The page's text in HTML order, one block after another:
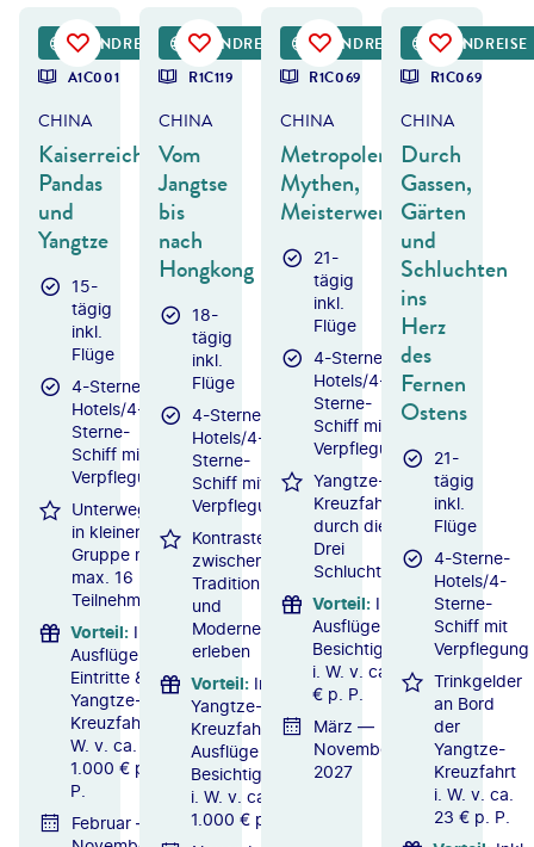
RUNDREISE
A1C001
CHINA
Kaiserreich,
Pandas
und
Yangtze
15-
tägig
inkl.
Flüge
4-Sterne-
Hotels/4-
Sterne-
Schiff mit
Verpflegung
Unterwegs
in kleiner
Gruppe mit
max. 16
Teilnehmern
Vorteil: Inkl.
Ausflüge,
Eintritte &
Yangtze-
Kreuzfahrt i.
W. v. ca.
1.000 € p.
P.
Februar —
RUNDREISE
R1C119
CHINA
Vom
Jangtse
bis
nach
Hongkong
18-
tägig
inkl.
Flüge
4-Sterne-
Hotels/4-
Sterne-
Schiff mit
Verpflegung
Kontraste
zwischen
Tradition
und
Moderne
erleben
Vorteil: Inkl.
Yangtze-
Kreuzfahrt,
Ausflüge &
Besichtigungen
i. W. v. ca.
1.000 € p. P.
RUNDREISE
R1C069
CHINA
Metropolen,
Mythen,
Meisterwerke
21-
tägig
inkl.
Flüge
4-Sterne-
Hotels/4-
Sterne-
Schiff mit
Verpflegung
Yangtze-
Kreuzfahrt
durch die
Drei
Schluchten
Vorteil: Inkl.
Ausflüge &
Besichtigungen
i. W. v. ca. 800
€ p. P.
März —
November
2027
RUNDREISE
R1C069
CHINA
Durch
Gassen,
Gärten
und
Schluchten
ins
Herz
des
Fernen
Ostens
21-
tägig
inkl.
Flüge
4-Sterne-
Hotels/4-
Sterne-
Schiff mit
Verpflegung
Trinkgelder
an Bord
der
Yangtze-
Kreuzfahrt
i. W. v. ca.
23 € p. P.